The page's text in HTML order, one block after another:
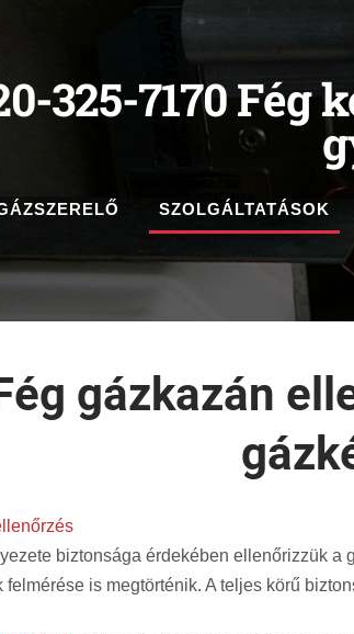
325-7170
SZOLGÁLTATÁSOK
gázkazán
biztonsága érdekében ellenőrizzük a
felmérése is megtörténik. A teljes körű